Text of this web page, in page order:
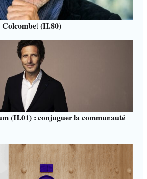
(H.80)
(H.01) : conjuguer la communauté